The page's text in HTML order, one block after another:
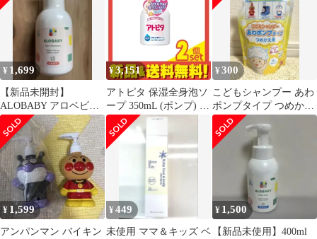
ット まとめ売り
¥ 1,699
【新品未開封】
ALOBABY アロベビー
ヘアシャンプー 350ml
¥3,151
アトピタ 保湿全身泡ソ
ープ 350mL (ポンプ) 2
個セット まとめ売り
¥300
こどもシャンプー あわ
ポンプタイプ つめかえ
用 バンダイ
¥ 1,599
アンパンマン バイキン
¥449
未使用 ママ＆キッズ ベ
¥ 1,500
【新品未使用】400ml